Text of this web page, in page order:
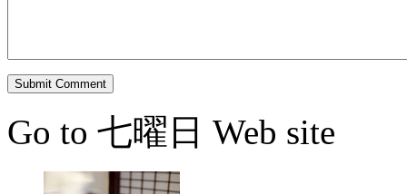
Go to 七曜日 Web site